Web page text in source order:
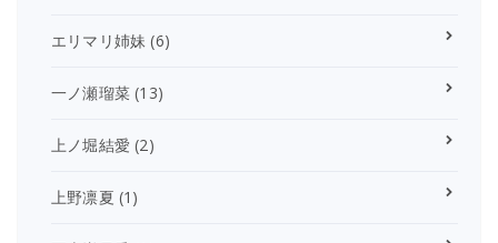
エリマリ姉妹 (6)
一ノ瀬瑠菜 (13)
上ノ堀結愛 (2)
上野凛夏 (1)